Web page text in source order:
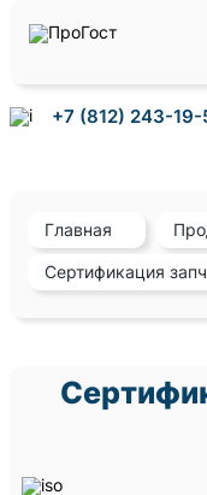
+7 (812) 243-19-
Главная
Сертификация